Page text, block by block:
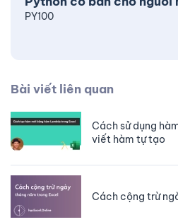
PY100
Bài viết liên quan
Cách sử dụng
viết hàm tự tạo
Cách cộng trừ